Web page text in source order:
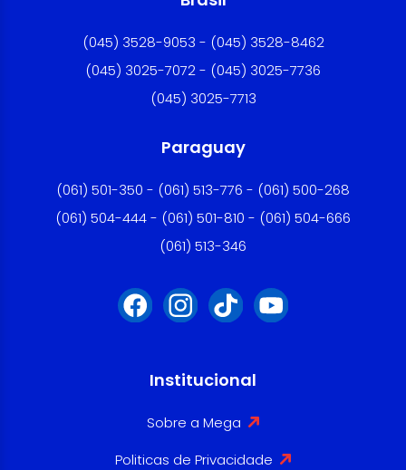
(045) 3528-9053 - (045) 3528-8462
(045) 3025-7072 - (045) 3025-7736
(045) 3025-7713
Paraguay
(061) 501-350 - (061) 513-776 - (061) 500-268
(061) 504-444 - (061) 501-810 - (061) 504-666
(061) 513-346
Institucional
Sobre a Mega
Politicas de Privacidade